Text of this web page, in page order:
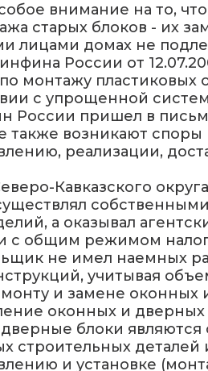
внимание на то,
старых блоков - их
лицами домах не
России от
монтажу
с упрощенной
пришел в
также возникают
реализации,
Кавказского
а оказывал
с общим режимом
не имел наемных
учитывая
и замене
оконных и
блоки являются
строительных
и установке